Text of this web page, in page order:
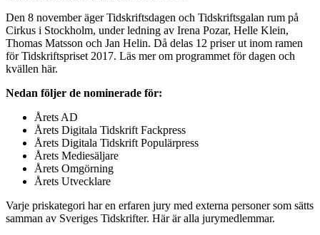
Den 8 november äger Tidskriftsdagen och Tidskriftsgalan rum på
Cirkus i Stockholm, under ledning av Irena Pozar, Helle Klein,
Thomas Matsson och Jan Helin. Då delas 12 priser ut inom ramen
för Tidskriftspriset 2017. Läs mer om programmet för dagen och
kvällen här.
Nedan följer de nominerade för:
Årets AD
Årets Digitala Tidskrift Fackpress
Årets Digitala Tidskrift Populärpress
Årets Mediesäljare
Årets Omgörning
Årets Utvecklare
Varje priskategori har en erfaren jury med externa personer som sätts
samman av Sveriges Tidskrifter. Här är alla jurymedlemmar.